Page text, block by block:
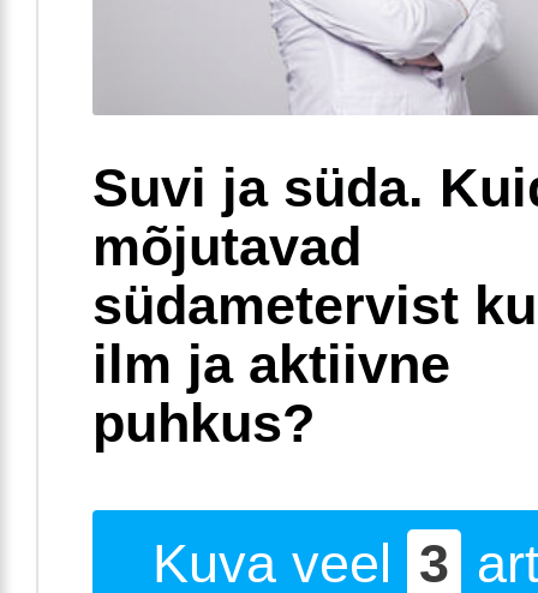
Suvi ja süda.
mõjutavad
südametervist
ilm ja aktiivne
puhkus?
Kuva veel 3